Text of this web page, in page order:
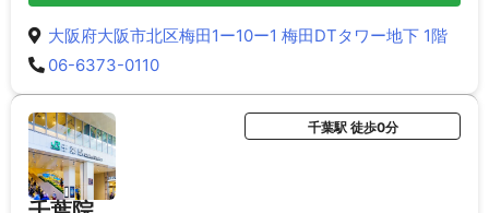
大阪府大阪市北区梅田1ー10ー1 梅田DTタワー地下 1階
06-6373-0110
千葉駅 徒歩0分